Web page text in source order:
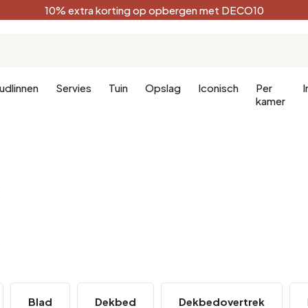
10% extra korting op opbergen met DECO10
Servies Tuin Opslag Iconisch
Per
kamer
Blad Dekbed Dekbedovertrek